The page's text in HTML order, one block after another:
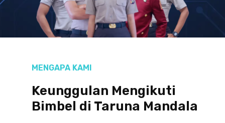
MENGAPA KAMI
Keunggulan Mengikuti
Bimbel di Taruna Mandala